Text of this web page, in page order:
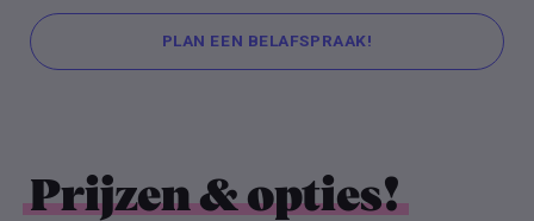
PLAN EEN BELAFSPRAAK!
Prijzen & opties!